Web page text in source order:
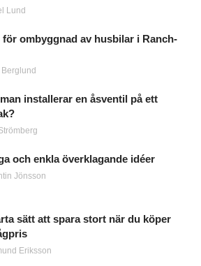
Lund
för ombyggnad av husbilar i Ranch-
installerar en åsventil på ett
och enkla överklagande idéer
Jönsson
sätt att spara stort när du köper
Eriksson